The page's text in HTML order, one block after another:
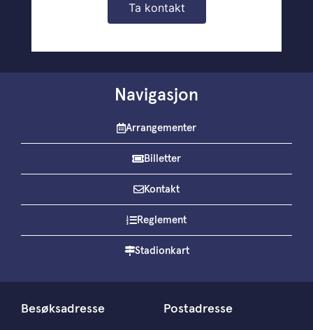
Ta kontakt
Navigasjon
Arrangementer
Billetter
Kontakt
Reglement
Stadionkart
Besøksadresse Postadresse